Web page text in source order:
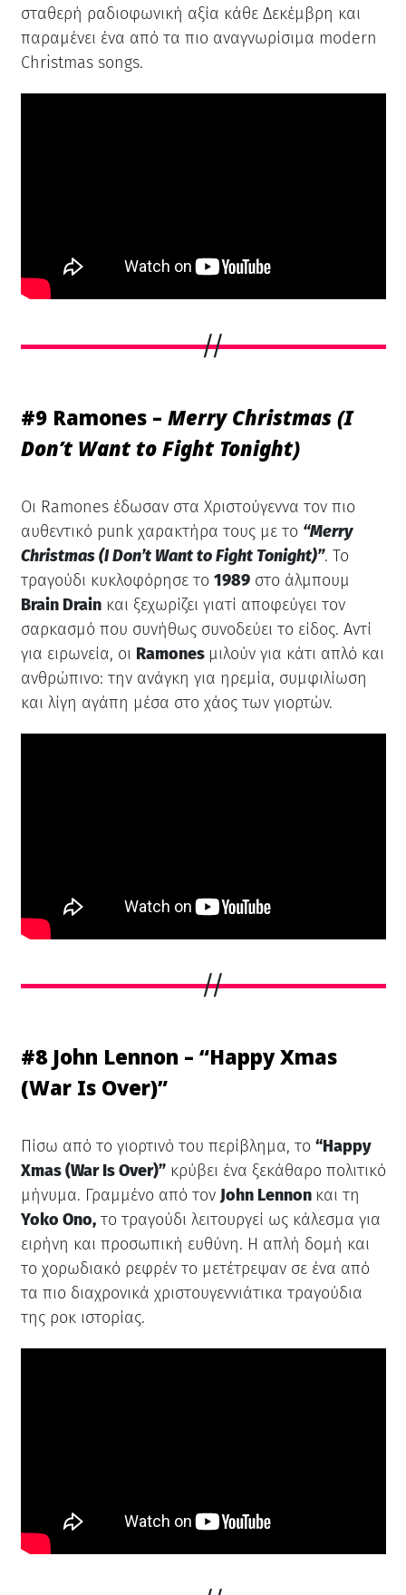
σταθερή ραδιοφωνική αξία κάθε Δεκέμβρη και
παραμένει ένα από τα πιο αναγνωρίσιμα modern
Christmas songs.
#9 Ramones – Merry Christmas (I
Don’t Want to Fight Tonight)
Οι Ramones έδωσαν στα Χριστούγεννα τον πιο
αυθεντικό punk χαρακτήρα τους με το “Merry
Christmas (I Don’t Want to Fight Tonight)”. Το
τραγούδι κυκλοφόρησε το 1989στο άλμπουμ
Brain Drainκαι ξεχωρίζει γιατί αποφεύγει τον
σαρκασμό που συνήθως συνοδεύει το είδος. Αντί
για ειρωνεία, οι Ramones μιλούν για κάτι απλό και
ανθρώπινο: την ανάγκη για ηρεμία, συμφιλίωση
και λίγη αγάπη μέσα στο χάος των γιορτών.
#8 John Lennon – “Happy Xmas
(War Is Over)”
Πίσω από το γιορτινό του περίβλημα, το “Happy
Xmas (War Is Over)”κρύβει ένα ξεκάθαρο πολιτικό
μήνυμα. Γραμμένο από τον John Lennon και τη
Yoko Ono,το τραγούδι λειτουργεί ως κάλεσμα για
ειρήνη και προσωπική ευθύνη. Η απλή δομή και
το χορωδιακό ρεφρέν το μετέτρεψαν σε ένα από
τα πιο διαχρονικά χριστουγεννιάτικα τραγούδια
της ροκ ιστορίας.